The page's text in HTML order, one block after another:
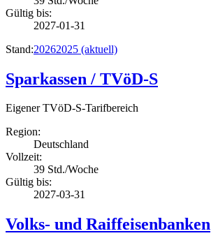
Gültig bis:
2027-01-31
Stand:20262025 (aktuell)
Sparkassen / TVöD-S
Eigener TVöD-S-Tarifbereich
Region:
Deutschland
Vollzeit:
39 Std./Woche
Gültig bis:
2027-03-31
Volks- und Raiffeisenbanken